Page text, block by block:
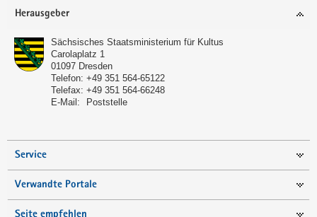
Service
Herausgeber
Sächsisches Staatsministerium für Kultus
Carolaplatz 1
01097 Dresden
Telefon: +49 351 564-65122
Telefax: +49 351 564-66248
E-Mail:
Poststelle
Service
Verwandte Portale
Seite empfehlen